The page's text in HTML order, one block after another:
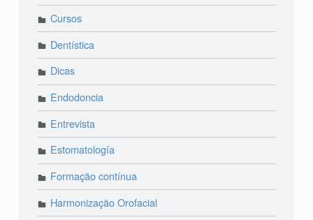
Cursos
Dentística
Dicas
Endodoncia
Entrevista
Estomatología
Formação contínua
Harmonização Orofacial